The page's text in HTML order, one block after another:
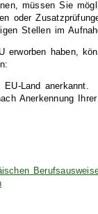
müssen Sie
oder
Stellen im
haben,
Land anerkannt.
Anerkennung